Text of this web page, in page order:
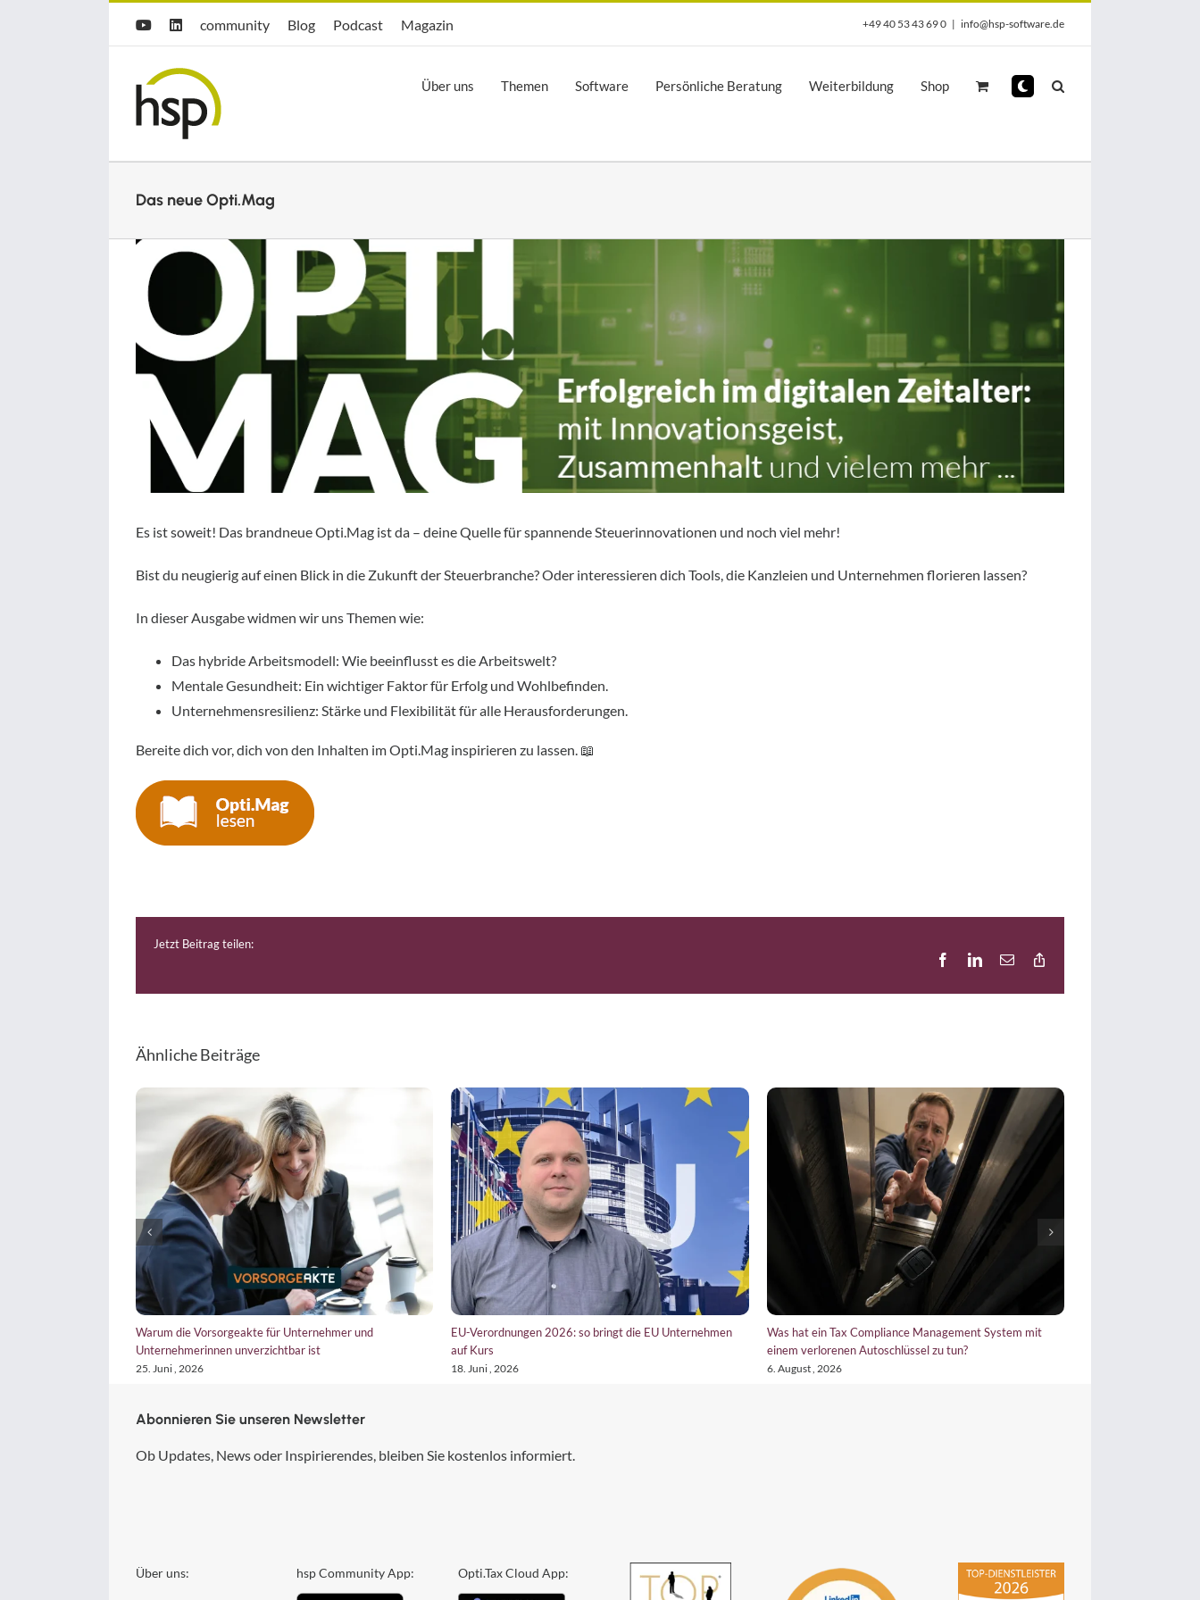
YouTubeLinkedIn
Hsp
community
community
hsp
Blog
Blog Opti.Cast
Podcast Opti.Mag
Magazin +49 40 53 43 69 0 | info@hsp-software.de
Über uns Themen Software Persönliche Beratung Weiterbildung Shop
Das neue Opti.Mag
Zeige
grösseres
Bild
Es ist soweit! Das brandneue Opti.Mag ist da – deine Quelle für spannende Steuerinnovationen und noch viel mehr!
Bist du neugierig auf einen Blick in die Zukunft der Steuerbranche? Oder interessieren dich Tools, die Kanzleien und Unternehmen florieren lassen?
In dieser Ausgabe widmen wir uns Themen wie:
Das hybride Arbeitsmodell: Wie beeinflusst es die Arbeitswelt?
Mentale Gesundheit: Ein wichtiger Faktor für Erfolg und Wohlbefinden.
Unternehmensresilienz: Stärke und Flexibilität für alle Herausforderungen.
Bereite dich vor, dich von den Inhalten im Opti.Mag inspirieren zu lassen. 📖
Jetzt Beitrag teilen:
FacebookLinkedIn
E-
Ähnliche Beiträge
Warum die Vorsorgeakte für Unternehmer und
Unternehmerinnen unverzichtbar ist
25. Juni , 2026
EU-Verordnungen 2026: so bringt die EU Unternehmen
auf Kurs
18. Juni , 2026
Was hat ein Tax Compliance Management System mit
einem verlorenen Autoschlüssel zu tun?
6. August , 2026
Abonnieren Sie unseren Newsletter
Ob Updates, News oder Inspirierendes, bleiben Sie kostenlos informiert.
Über uns: hsp Community App: Opti.Tax Cloud App: